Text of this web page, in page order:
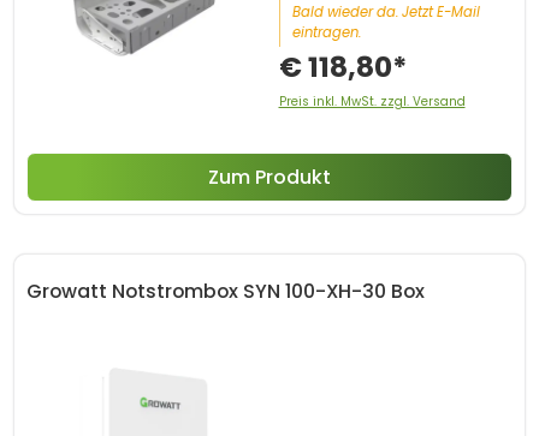
Bald wieder da. Jetzt E-Mail
eintragen.
€ 118,80*
Preis inkl. MwSt. zzgl. Versand
Zum Produkt
Growatt Notstrombox SYN 100-XH-30 Box